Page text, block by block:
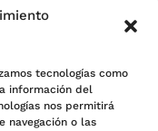
tecnologías como
información del
nos permitirá
navegación o las
a Soltec y